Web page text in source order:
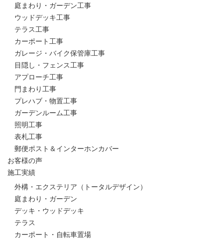
庭まわり・ガーデン工事
ウッドデッキ工事
テラス工事
カーポート工事
ガレージ・バイク保管庫工事
目隠し・フェンス工事
アプローチ工事
門まわり工事
プレハブ・物置工事
ガーデンルーム工事
照明工事
表札工事
郵便ポスト＆インターホンカバー
お客様の声
施工実績
外構・エクステリア（トータルデザイン）
庭まわり・ガーデン
デッキ・ウッドデッキ
テラス
カーポート・自転車置場